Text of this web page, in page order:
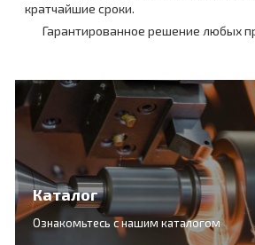
кратчайшие сроки.
Гарантированное решение любых
Каталог
Ознакомьтесь с нашим каталогом